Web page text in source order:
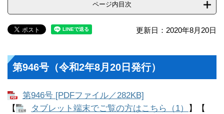
ページ内目次
更新日：2020年8月20日
第946号（令和2年8月20日発行）
第946号 [PDFファイル／282KB]
【
タブレット端末でご覧の方はこちら（1）
】【